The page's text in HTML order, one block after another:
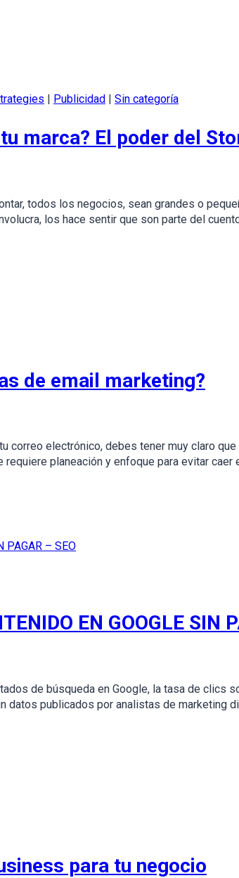
Publicidad Sin categoría
marca? El poder del
todos los negocios, sean grandes o
los hace sentir que son parte del
de email marketing?
correo electrónico, debes tener muy claro
planeación y enfoque para evitar
EN GOOGLE SIN
de búsqueda en Google, la tasa de clics
datos publicados por analistas de marketing
para tu negocio